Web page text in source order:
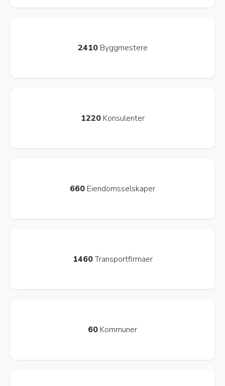
2410 Byggmestere
1220 Konsulenter
660 Eiendomsselskaper
1460Transportfirmaer
60 Kommuner